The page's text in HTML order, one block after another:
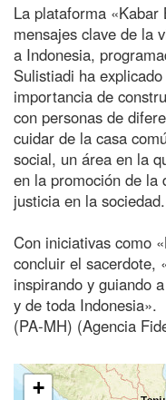
La plataforma
mensajes clave de la
a Indonesia,
Sulistiadi ha
importancia de
con personas de
cuidar de la casa
social, un área en la
en la promoción de la
justicia en la sociedad.
Con iniciativas como
concluir el sacerdote,
inspirando y guiando
y de toda Indonesia».
(PA-MH) (Agencia
+